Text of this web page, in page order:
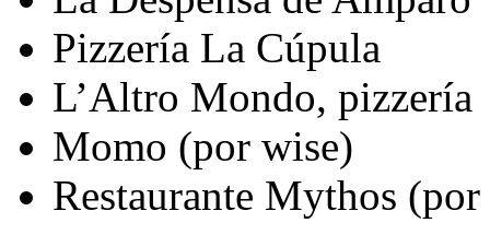
Pizzería La Cúpula
L’Altro Mondo, pizzería
Momo (por wise)
Restaurante Mythos (por